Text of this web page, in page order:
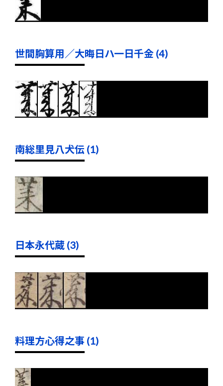
世間胸算用／大晦日ハ一日千金 (4)
南総里見八犬伝 (1)
日本永代蔵 (3)
料理方心得之事 (1)